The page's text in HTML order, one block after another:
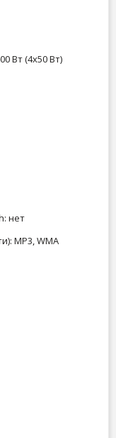
Вт (4x50 Вт)
нет
MP3, WMA